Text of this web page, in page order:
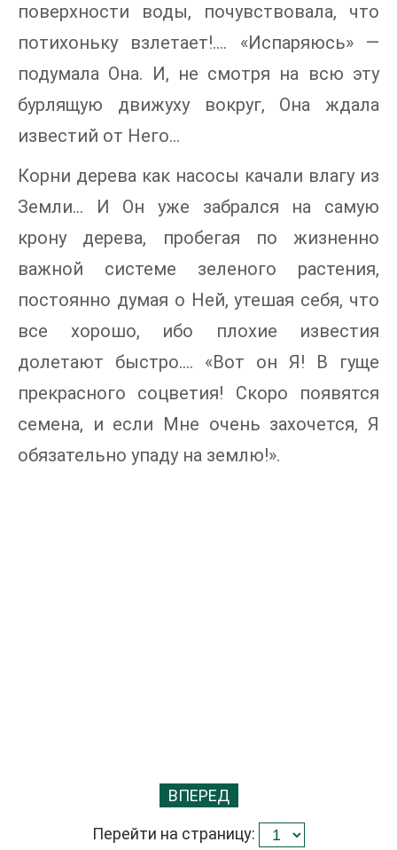
поверхности воды, почувствовала, что
потихоньку взлетает!…. «Испаряюсь» —
подумала Она. И, не смотря на всю эту
бурлящую движуху вокруг, Она ждала
известий от Него…
Корни дерева как насосы качали влагу из
Земли… И Он уже забрался на самую
крону дерева, пробегая по жизненно
важной системе зеленого растения,
постоянно думая о Ней, утешая себя, что
все хорошо, ибо плохие известия
долетают быстро.… «Вот он Я! В гуще
прекрасного соцветия! Скоро появятся
семена, и если Мне очень захочется, Я
обязательно упаду на землю!».
ВПЕРЕД
Перейти на страницу: